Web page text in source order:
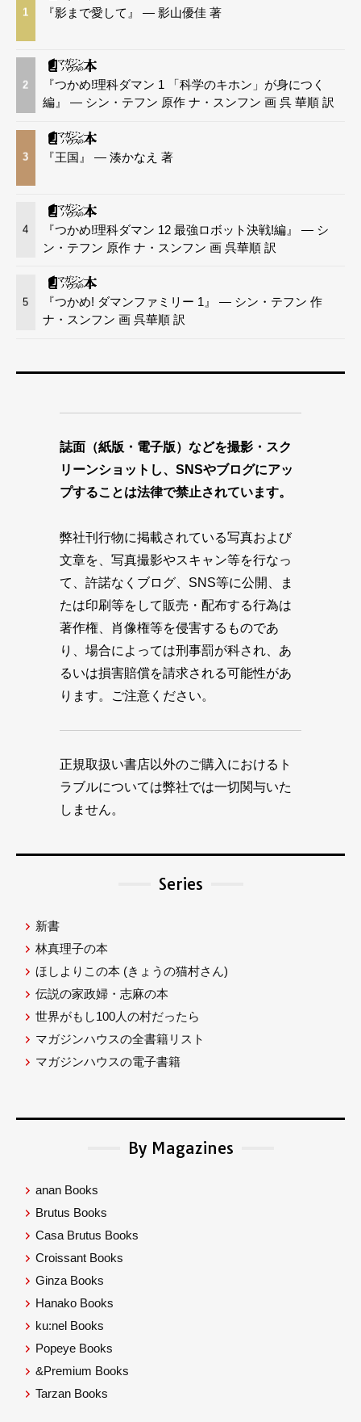
1 『影まで愛して』 — 影山優佳 著
2
『つかめ!理科ダマン 1 「科学のキホン」が身につく
編』 — シン・テフン 原作 ナ・スンフン 画 呉 華順 訳
3 『王国』 — 湊かなえ 著
4
『つかめ!理科ダマン 12 最強ロボット決戦!編』 — シ
ン・テフン 原作 ナ・スンフン 画 呉華順 訳
5
『つかめ! ダマンファミリー 1』 — シン・テフン 作
ナ・スンフン 画 呉華順 訳
誌面（紙版・電子版）などを撮影・スク
リーンショットし、SNSやブログにアッ
プすることは法律で禁止されています。
弊社刊行物に掲載されている写真および
文章を、写真撮影やスキャン等を行なっ
て、許諾なくブログ、SNS等に公開、ま
たは印刷等をして販売・配布する行為は
著作権、肖像権等を侵害するものであ
り、場合によっては刑事罰が科され、あ
るいは損害賠償を請求される可能性があ
ります。ご注意ください。
正規取扱い書店以外のご購入におけるト
ラブルについては弊社では一切関与いた
しません。
Series
新書
林真理子の本
ほしよりこの本 (きょうの猫村さん)
伝説の家政婦・志麻の本
世界がもし100人の村だったら
マガジンハウスの全書籍リスト
マガジンハウスの電子書籍
By Magazines
anan Books
Brutus Books
Casa Brutus Books
Croissant Books
Ginza Books
Hanako Books
ku:nel Books
Popeye Books
&Premium Books
Tarzan Books